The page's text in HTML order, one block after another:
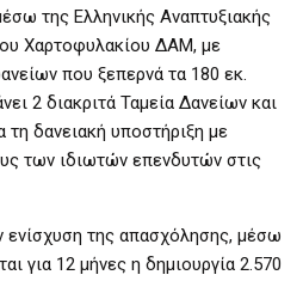
της Ελληνικής Αναπτυξιακής
Χαρτοφυλακίου ΔΑΜ, με
που ξεπερνά τα 180 εκ.
2 διακριτά Ταμεία Δανείων και
τη δανειακή υποστήριξη με
των ιδιωτών επενδυτών στις
ενίσχυση της απασχόλησης, μέσω
για 12 μήνες η δημιουργία 2.570